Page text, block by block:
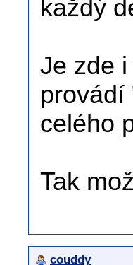
každý
Je zde
provádí
celého
Tak
couddy